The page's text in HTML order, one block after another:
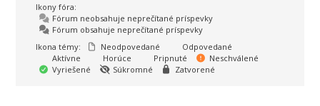
Ikony fóra:
Fórum neobsahuje neprečítané príspevky
Fórum obsahuje neprečítané príspevky
Ikona témy:
Neodpovedané
Odpovedané
Aktívne
Horúce Pripnuté
Neschválené
Vyriešené
Súkromné Zatvorené